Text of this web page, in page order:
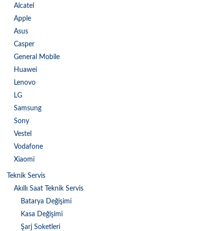
Alcatel
Apple
Asus
Casper
General Mobile
Huawei
Lenovo
LG
Samsung
Sony
Vestel
Vodafone
Xiaomi
Teknik Servis
Akıllı Saat Teknik Servis
Batarya Değişimi
Kasa Değişimi
Şarj Soketleri